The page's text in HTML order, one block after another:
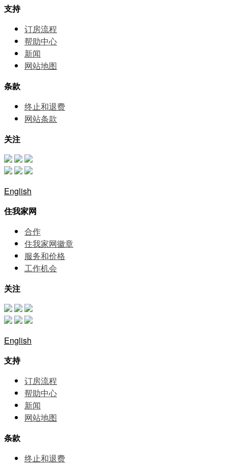
支持
订房流程
帮助中⼼
新闻
网站地图
条款
终止和退费
网站条款
关注
English
住我家网
合作
住我家网徽章
服务和价格
⼯作机会
关注
English
支持
订房流程
帮助中⼼
新闻
网站地图
条款
终止和退费